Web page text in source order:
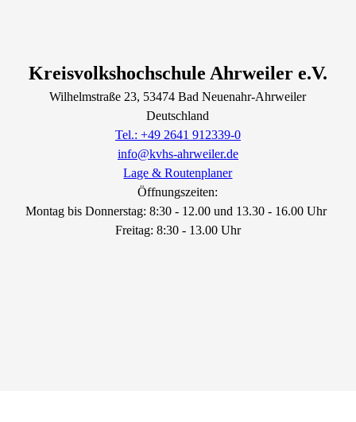
Kreisvolkshochschule Ahrweiler e.V.
Wilhelmstraße 23, 53474Bad Neuenahr-Ahrweiler
Deutschland
Tel.: +49 2641 912339-0
info@kvhs-ahrweiler.de
Lage & Routenplaner
Öffnungszeiten:
Montag bis Donnerstag: 8:30 - 12.00 und 13.30 - 16.00 Uhr
Freitag: 8:30 - 13.00 Uhr